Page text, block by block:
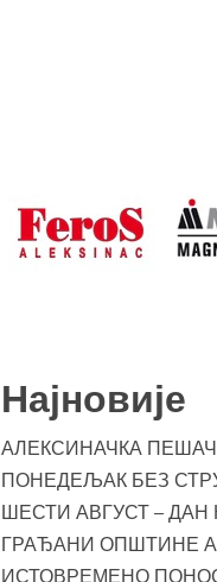
Најновије
АЛЕКСИНАЧКА
ПОНЕДЕЉАК БЕЗ
ШЕСТИ АВГУСТ – ДАН
ГРАЂАНИ ОПШТИНЕ
ИСТОВРЕМЕНО